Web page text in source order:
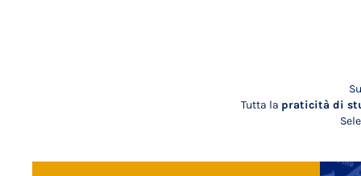
Tutta la praticità di